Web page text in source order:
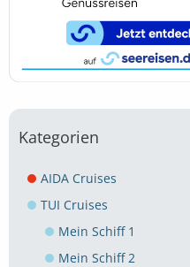
Kategorien
AIDA Cruises
TUI Cruises
Mein Schiff 1
Mein Schiff 2